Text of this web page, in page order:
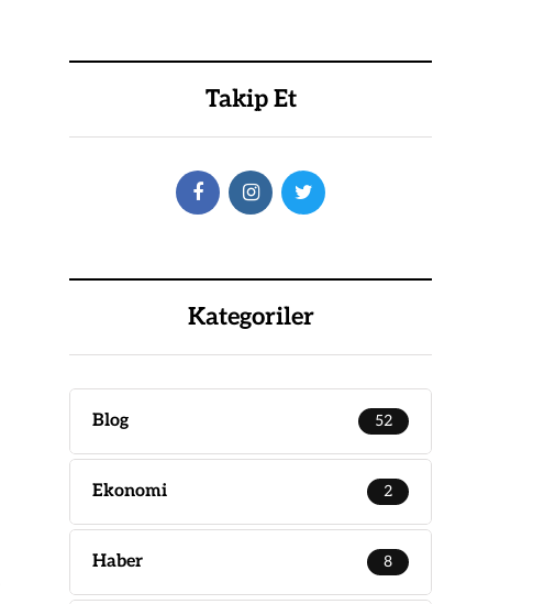
Takip Et
Kategoriler
Blog 52
Ekonomi 2
Haber 8